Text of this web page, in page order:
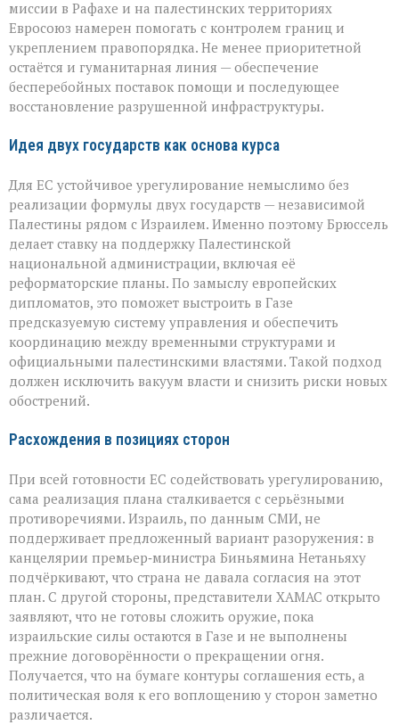
миссии в Рафахе и на палестинских территориях
Евросоюз намерен помогать с контролем границ и
укреплением правопорядка. Не менее приоритетной
остаётся и гуманитарная линия — обеспечение
бесперебойных поставок помощи и последующее
восстановление разрушенной инфраструктуры.
Идея двух государств как основа курса
Для ЕС устойчивое урегулирование немыслимо без
реализации формулы двух государств — независимой
Палестины рядом с Израилем. Именно поэтому Брюссель
делает ставку на поддержку Палестинской
национальной администрации, включая её
реформаторские планы. По замыслу европейских
дипломатов, это поможет выстроить в Газе
предсказуемую систему управления и обеспечить
координацию между временными структурами и
официальными палестинскими властями. Такой подход
должен исключить вакуум власти и снизить риски новых
обострений.
Расхождения в позициях сторон
При всей готовности ЕС содействовать урегулированию,
сама реализация плана сталкивается с серьёзными
противоречиями. Израиль, по данным СМИ, не
поддерживает предложенный вариант разоружения: в
канцелярии премьер‑министра Биньямина Нетаньяху
подчёркивают, что страна не давала согласия на этот
план. С другой стороны, представители ХАМАС открыто
заявляют, что не готовы сложить оружие, пока
израильские силы остаются в Газе и не выполнены
прежние договорённости о прекращении огня.
Получается, что на бумаге контуры соглашения есть, а
политическая воля к его воплощению у сторон заметно
различается.